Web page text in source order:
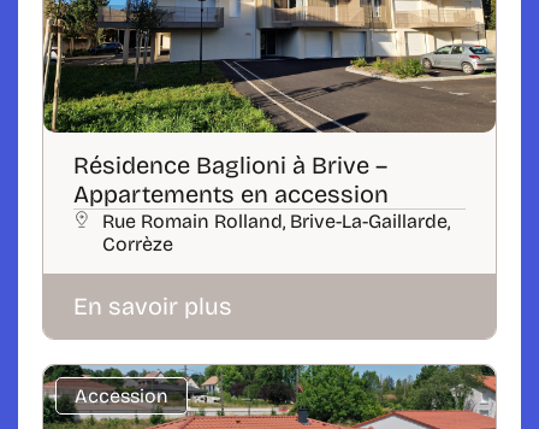
Résidence Baglioni à Brive –
Appartements en accession
Rue Romain Rolland, Brive-La-Gaillarde,
Corrèze
En savoir plus
Accession